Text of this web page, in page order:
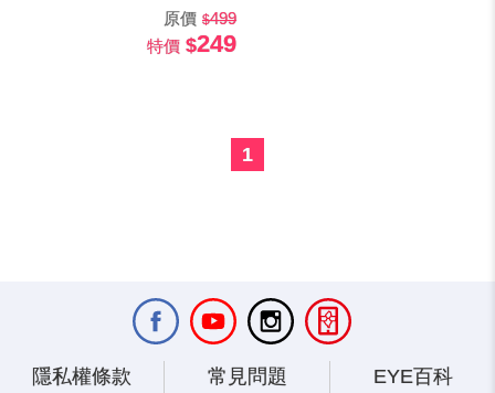
原價
499
特價
249
1
隱私權條款 常見問題 EYE百科